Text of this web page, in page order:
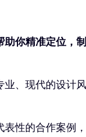
你精准定位，
、现代的设计
性的合作案例